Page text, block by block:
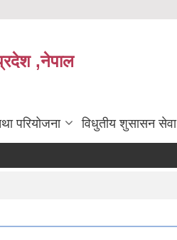
,नेपाल
परियोजना विधुतीय शुसासन सेवा